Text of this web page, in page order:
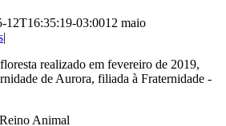
12T16:35:19-03:0012 maio
|
realizado em fevereiro de 2019,
de Aurora, filiada à Fraternidade -